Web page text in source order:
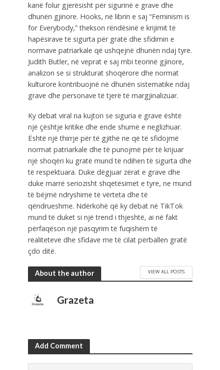
kanë folur gjerësisht për sigurinë e grave dhe
dhunën gjinore. Hooks, në librin e saj “Feminism is
for Everybody,” thekson rëndësinë e krijimit të
hapësirave të sigurta për gratë dhe sfidimin e
normave patriarkale që ushqejnë dhunën ndaj tyre.
Judith Butler, në veprat e saj mbi teorinë gjinore,
analizon se si strukturat shoqërore dhe normat
kulturore kontribuojnë në dhunën sistematike ndaj
grave dhe personave të tjerë të margjinalizuar.
Ky debat viral na kujton se siguria e grave është
një çështje kritike dhe ende shumë e neglizhuar.
Është një thirrje për të gjithë ne që të sfidojmë
normat patriarkale dhe të punojmë për të krijuar
një shoqëri ku gratë mund të ndihen të sigurta dhe
të respektuara. Duke dëgjuar zërat e grave dhe
duke marrë seriozisht shqetësimet e tyre, ne mund
të bëjmë ndryshime të vërteta dhe të
qëndrueshme. Ndërkohë që ky debat në TikTok
mund të duket si një trend i thjeshtë, ai në fakt
përfaqëson një pasqyrim të fuqishëm të
realiteteve dhe sfidave me të cilat përballen gratë
çdo ditë.
About the author VIEW ALL POSTS
Grazeta
Add Comment